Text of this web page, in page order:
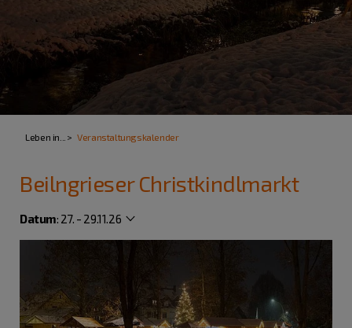
Leben in... Veranstaltungskalender
Beilngrieser Christkindlmarkt
Datum: 27. - 29.11.26